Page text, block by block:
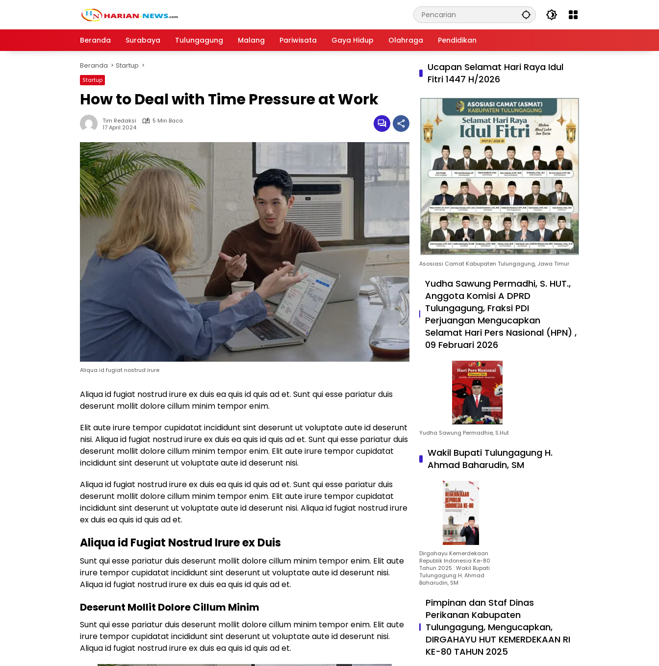
Beranda
Surabaya Tulungagung Malang Pariwisata Gaya Hidup Olahraga Pendidikan
Beranda Startup
Startup
How to Deal with Time Pressure at Work
Tim Redaksi
5 Min Baca
17 April 2024
Aliqua id fugiat nostrud irure
Aliqua id fugiat nostrud irure ex duis ea quis id quis ad et. Sunt qui esse pariatur duis
deserunt mollit dolore cillum minim tempor enim.
Elit aute irure tempor cupidatat incididunt sint deserunt ut voluptate aute id deserunt
nisi. Aliqua id fugiat nostrud irure ex duis ea quis id quis ad et. Sunt qui esse pariatur duis
deserunt mollit dolore cillum minim tempor enim. Elit aute irure tempor cupidatat
incididunt sint deserunt ut voluptate aute id deserunt nisi.
Aliqua id fugiat nostrud irure ex duis ea quis id quis ad et. Sunt qui esse pariatur duis
deserunt mollit dolore cillum minim tempor enim. Elit aute irure tempor cupidatat
incididunt sint deserunt ut voluptate aute id deserunt nisi. Aliqua id fugiat nostrud irure
ex duis ea quis id quis ad et.
Aliqua id Fugiat Nostrud Irure ex Duis
Sunt qui esse pariatur duis deserunt mollit dolore cillum minim tempor enim. Elit aute
irure tempor cupidatat incididunt sint deserunt ut voluptate aute id deserunt nisi.
Aliqua id fugiat nostrud irure ex duis ea quis id quis ad et.
Deserunt Mollit Dolore Cillum Minim
Sunt qui esse pariatur duis deserunt mollit dolore cillum minim tempor enim. Elit aute
irure tempor cupidatat incididunt sint deserunt ut voluptate aute id deserunt nisi.
Aliqua id fugiat nostrud irure ex duis ea quis id quis ad et.
Ucapan Selamat Hari Raya Idul
Fitri 1447 H/2026
Asosiasi Camat Kabupaten Tulungagung, Jawa Timur
Yudha Sawung Permadhi, S. HUT.,
Anggota Komisi A DPRD
Tulungagung, Fraksi PDI
Perjuangan Mengucapkan
Selamat Hari Pers Nasional (HPN) ,
09 Februari 2026
Yudha Sawung Permadhie, S.Hut
Wakil Bupati Tulungagung H.
Ahmad Baharudin, SM
Dirgahayu Kemerdekaan
Republik Indonesia Ke-80
Tahun 2025 : Wakil Bupati
Tulungagung H. Ahmad
Baharudin, SM
Pimpinan dan Staf Dinas
Perikanan Kabupaten
Tulungagung, Mengucapkan,
DIRGAHAYU HUT KEMERDEKAAN RI
KE-80 TAHUN 2025